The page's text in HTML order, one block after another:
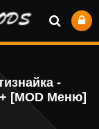
-
[MOD Меню]